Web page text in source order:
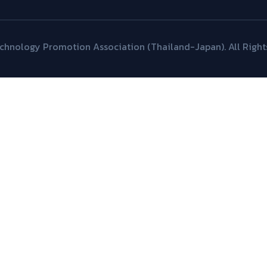
Promotion Association (Thailand-Japan). All